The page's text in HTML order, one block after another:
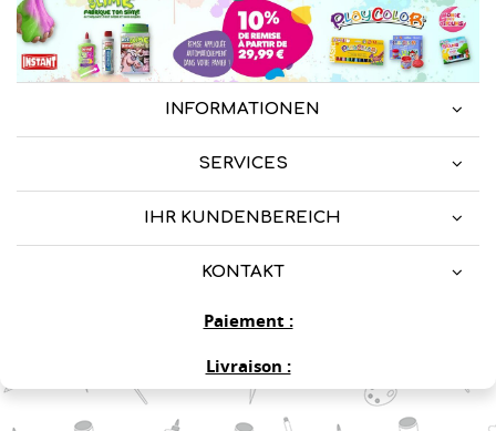
Paiement :
Livraison :
INFORMATIONEN
SERVICES
IHR KUNDENBEREICH
KONTAKT